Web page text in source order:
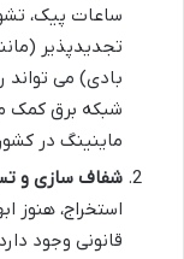
ساعات پیک،
تجدیدپذیر
بادی) می تواند
شبکه برق کمک
ماینینگ در
شفاف سازی و
استخراج، هنوز
قانونی وجود